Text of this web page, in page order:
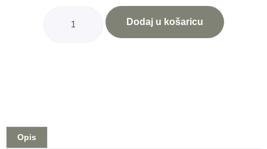
Dodaj u košaricu
Opis